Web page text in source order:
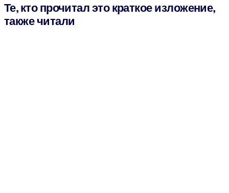
Те, кто прочитал это краткое изложение,
также читали